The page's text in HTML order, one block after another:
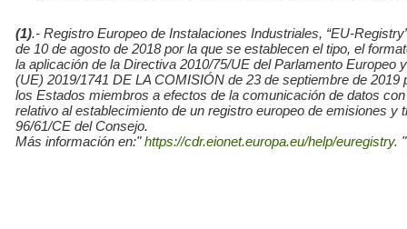
(1).- Registro Europeo de Instalaciones Industriales, “EU-
de 10 de agosto de 2018 por la que se establecen el tipo, el
la aplicación de la Directiva 2010/75/UE del Parlamento
(UE) 2019/1741 DE LA COMISIÓN de 23 de septiembre de
los Estados miembros a efectos de la comunicación de datos
relativo al establecimiento de un registro europeo de emisiones
96/61/CE del Consejo.
Más información en:"https://cdr.eionet.europa.eu/help/euregistry. "